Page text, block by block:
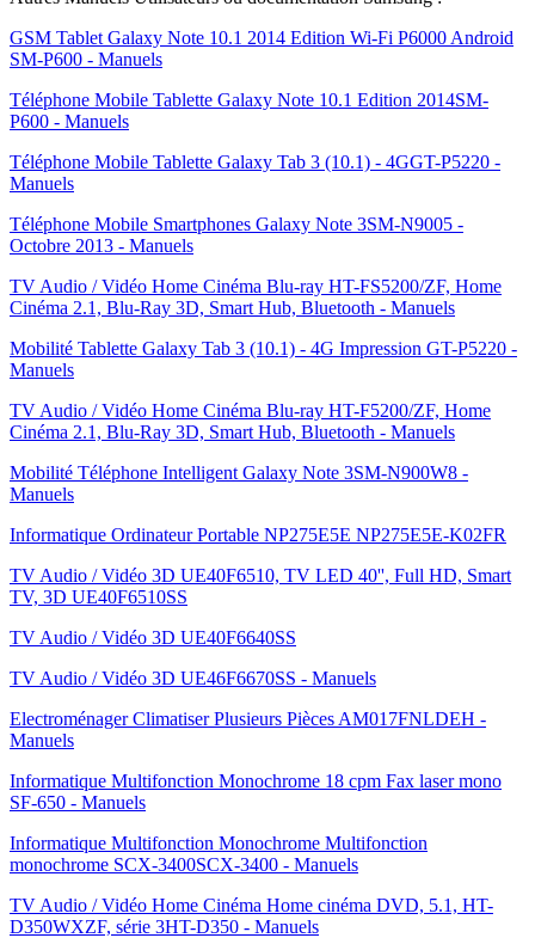
GSM Tablet Galaxy Note 10.1 2014 Edition Wi-Fi P6000 Android
SM-P600 - Manuels
Téléphone Mobile Tablette Galaxy Note 10.1 Edition 2014SM-
P600 - Manuels
Téléphone Mobile Tablette Galaxy Tab 3 (10.1) - 4GGT-P5220 -
Manuels
Téléphone Mobile Smartphones Galaxy Note 3SM-N9005 -
Octobre 2013 - Manuels
TV Audio / Vidéo Home Cinéma Blu-ray HT-FS5200/ZF, Home
Cinéma 2.1, Blu-Ray 3D, Smart Hub, Bluetooth - Manuels
Mobilité Tablette Galaxy Tab 3 (10.1) - 4G Impression GT-P5220 -
Manuels
TV Audio / Vidéo Home Cinéma Blu-ray HT-F5200/ZF, Home
Cinéma 2.1, Blu-Ray 3D, Smart Hub, Bluetooth - Manuels
Mobilité Téléphone Intelligent Galaxy Note 3SM-N900W8 -
Manuels
Informatique Ordinateur Portable NP275E5E NP275E5E-K02FR
TV Audio / Vidéo 3D UE40F6510, TV LED 40'', Full HD, Smart
TV, 3D UE40F6510SS
TV Audio / Vidéo 3D UE40F6640SS
TV Audio / Vidéo 3D UE46F6670SS - Manuels
Electroménager Climatiser Plusieurs Pièces AM017FNLDEH -
Manuels
Informatique Multifonction Monochrome 18 cpm Fax laser mono
SF-650 - Manuels
Informatique Multifonction Monochrome Multifonction
monochrome SCX-3400SCX-3400 - Manuels
TV Audio / Vidéo Home Cinéma Home cinéma DVD, 5.1, HT-
D350WXZF, série 3HT-D350 - Manuels